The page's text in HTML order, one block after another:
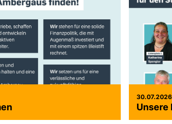
30.07.2026
Unsere